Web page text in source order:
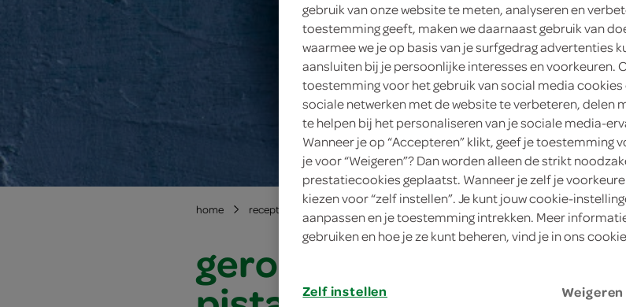
home recepten geroosterd appeltje met pistachespijs en roomijs
geroosterd appeltje met
gebruik van onze website te meten, analyseren en
toestemming geeft, maken we daarnaast gebruik van
waarmee we je op basis van je surfgedrag advertenties
aansluiten bij je persoonlijke interesses en voorkeuren.
toestemming voor het gebruik van social media
sociale netwerken met de website te verbeteren, delen
te helpen bij het personaliseren van je sociale media-
Wanneer je op “Accepteren” klikt, geef je toestemming
je voor “Weigeren”? Dan worden alleen de strikt
prestatiecookies geplaatst. Wanneer je zelf je
kiezen voor “zelf instellen”. Je kunt jouw cookie-
aanpassen en je toestemming intrekken. Meer
gebruiken en hoe je ze kunt beheren, vind je in ons
Zelf instellen Weigeren